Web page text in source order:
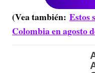
(Vea también: Estos
Colombia en agosto